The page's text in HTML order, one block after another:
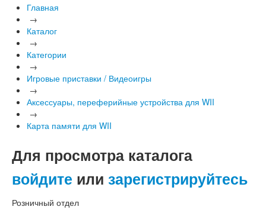
Главная
→
Каталог
→
Категории
→
Игровые приставки / Видеоигры
→
Аксессуары, переферийные устройства для WII
→
Карта памяти для WII
Для просмотра каталога
войдите или зарегистрируйтесь
Розничный отдел